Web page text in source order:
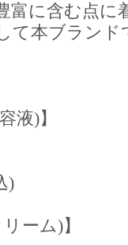
富に含む点に
て本ブラン
液)】
)
ーム)】